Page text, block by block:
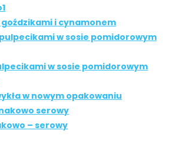
goździkami i cynamonem
w sosie pomidorowym
w nowym opakowaniu
– serowy